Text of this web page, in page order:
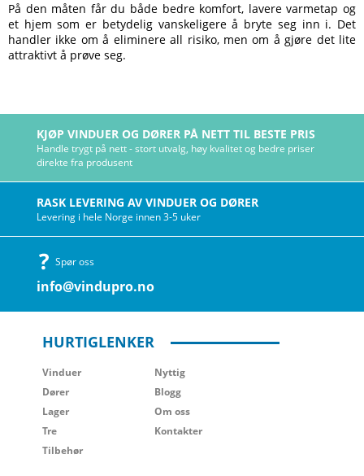
På den måten får du både bedre komfort, lavere varmetap og
et hjem som er betydelig vanskeligere å bryte seg inn i. Det
handler ikke om å eliminere all risiko, men om å gjøre det lite
attraktivt å prøve seg.
KJØP VINDUER OG DØRER PÅ NETT TIL BESTE PRIS
Handle trygt på nett - stort utvalg, høy kvalitet og bedre priser
direkte fra produsent
RASK LEVERING AV VINDUER OG DØRER
Levering i hele Norge innen 3-5 uker
Spør oss
info@vindupro.no
HURTIGLENKER
Vinduer
Dører
Lager
Tre
Tilbehør
Nyttig
Blogg
Om oss
Kontakter